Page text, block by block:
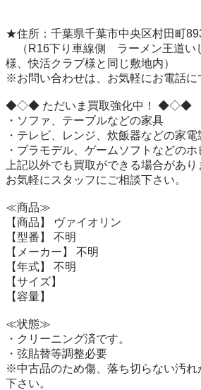
★住所：千葉県千葉市中央区村田町
（R16下り車線側　ラーメン王道い
様、快活クラブ様と同じ敷地内）
※お問い合わせは、お気軽にお電話に
◆◇◆ ただいま買取強化中！ ◆◇◆
・ソファ、テーブルなどの家具
・テレビ、レンジ、炊飯器などの家電
・プラモデル、ゲームソフトなどのホ
上記以外でも買取ができる場合があり
お気軽にスタッフにご相談下さい。
≪商品≫
【商品】 ヴァイオリン
【型番】 不明
【メーカー】 不明
【年式】 不明
【サイズ】
【容量】
≪状態≫
・クリーニング済です。
・弦貼替等調整必要
※中古品のため傷、落ち切らない汚れ
下さい。